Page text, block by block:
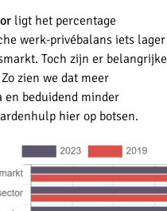
ligt het percentage
werk-privébalans iets lager
Toch zijn er belangrijke
zien we dat meer
en beduidend minder
hier op botsen.